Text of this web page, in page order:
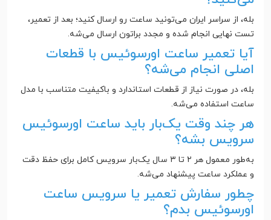
بله، از سراسر ایران می‌تونید ساعت رو ارسال کنید؛ بعد از تعمیر،
تست نهایی انجام شده و مجدد براتون ارسال می‌شه.
آیا تعمیر ساعت اورسوئیس با قطعات
اصلی انجام می‌شه؟
بله، در صورت نیاز از قطعات استاندارد و باکیفیت متناسب با مدل
ساعت استفاده می‌شه.
هر چند وقت یک‌بار باید ساعت اورسوئیس
سرویس بشه؟
به‌طور معمول هر ۲ تا ۳ سال یک‌بار سرویس کامل برای حفظ دقت
و عملکرد ساعت پیشنهاد می‌شه.
چطور سفارش تعمیر یا سرویس ساعت
اورسوئیس بدم؟